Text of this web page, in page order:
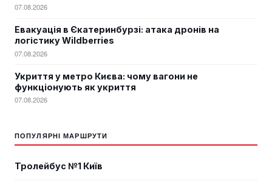
07.08.2026
Евакуація в Єкатеринбурзі: атака дронів на
логістику Wildberries
07.08.2026
Укриття у метро Києва: чому вагони не
функціонують як укриття
07.08.2026
ПОПУЛЯРНІ МАРШРУТИ
Тролейбус №1 Київ